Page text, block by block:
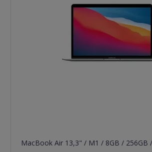
MacBook Air 13,3" / M1 / 8GB / 256GB